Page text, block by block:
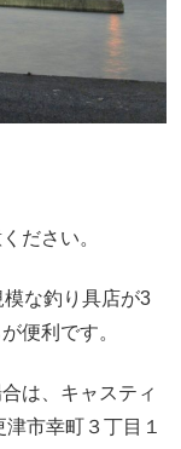
ださい。
な釣り具店が3
便利です。
は、キャスティ
市幸町３丁目１